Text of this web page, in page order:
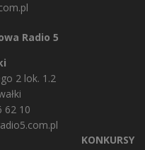
Radio 5
2 lok. 1.2
62 10
KONKURSY